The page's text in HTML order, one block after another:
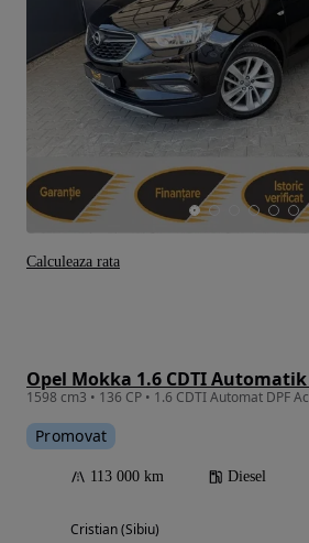
Opel Mokka 1.6 CDTI
1598 cm3 • 136 CP • 1.6 CDTI Automat DPF
Promovat
113 000 km Diesel
Cristian (Sibiu)
Calculeaza rata